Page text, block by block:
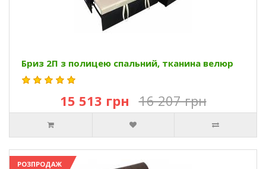
Бриз 2П з полицею спальний, тканина велюр
15 513 грн 16 207 грн
РОЗПРОДАЖ